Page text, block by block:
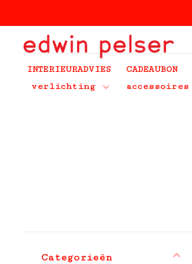
INTERIEURADVIES CADEAUBON
verlichting
accessoires
Categorieën